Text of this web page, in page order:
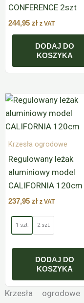
CONFERENCE 2szt
244,95 zł z VAT
DODAJ DO
KOSZYKA
Krzesła ogrodowe
Regulowany leżak
aluminiowy model
CALIFORNIA 120cm
237,95 zł z VAT
1 szt. 2 szt.
DODAJ DO
KOSZYKA
Ten
produkt
ma
wiele
Opcje
na
stronie
produktu
Krzesła